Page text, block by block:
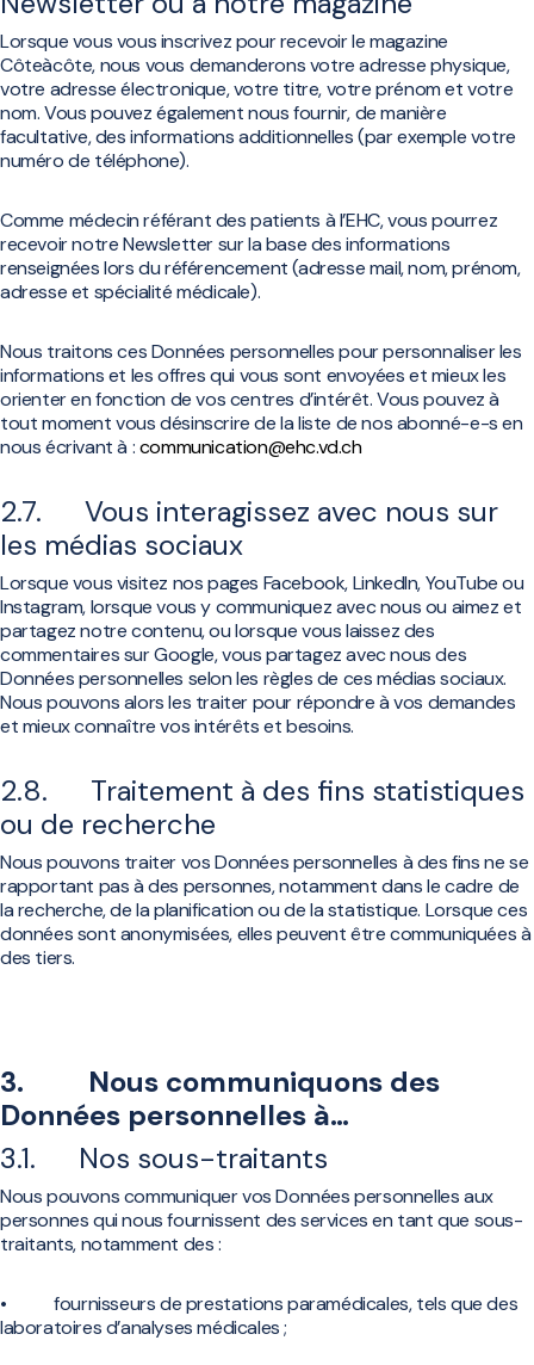
Lorsque vous vous inscrivez pour recevoir le magazine
Côteàcôte, nous vous demanderons votre adresse physique,
votre adresse électronique, votre titre, votre prénom et votre
nom. Vous pouvez également nous fournir, de manière
facultative, des informations additionnelles (par exemple votre
numéro de téléphone).
Comme médecin référant des patients à l’EHC, vous pourrez
recevoir notre Newsletter sur la base des informations
renseignées lors du référencement (adresse mail, nom, prénom,
adresse et spécialité médicale).
Nous traitons ces Données personnelles pour personnaliser les
informations et les offres qui vous sont envoyées et mieux les
orienter en fonction de vos centres d’intérêt. Vous pouvez à
tout moment vous désinscrire de la liste de nos abonné-e-s en
nous écrivant à :communication@ehc.vd.ch
2.7. Vous interagissez avec nous sur
les médias sociaux
Lorsque vous visitez nos pages Facebook, LinkedIn, YouTube ou
Instagram, lorsque vous y communiquez avec nous ou aimez et
partagez notre contenu, ou lorsque vous laissez des
commentaires sur Google, vous partagez avec nous des
Données personnelles selon les règles de ces médias sociaux.
Nous pouvons alors les traiter pour répondre à vos demandes
et mieux connaître vos intérêts et besoins.
2.8. Traitement à des fins statistiques
ou de recherche
Nous pouvons traiter vos Données personnelles à des fins ne se
rapportant pas à des personnes, notamment dans le cadre de
la recherche, de la planification ou de la statistique. Lorsque ces
données sont anonymisées, elles peuvent être communiquées à
des tiers.
3. Nous communiquons des
Données personnelles à…
3.1. Nos sous-traitants
Nous pouvons communiquer vos Données personnelles aux
personnes qui nous fournissent des services en tant que sous-
traitants, notamment des :
• fournisseurs de prestations paramédicales, tels que des
laboratoires d’analyses médicales ;